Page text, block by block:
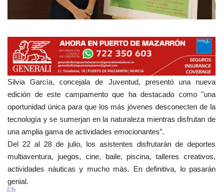
Contacto
Empresas
Silvia García, concejala de Juventud, presentó una nueva
edición de este campamento que ha destacado como "una
oportunidad única para que los más jóvenes desconecten de la
tecnología y se sumerjan en la naturaleza mientras disfrutan de
una amplia gama de actividades emocionantes”.
Del 22 al 28 de julio, los asistentes disfrutarán de deportes
multiaventura, juegos, cine, baile, piscina, talleres creativos,
actividades náuticas y mucho más. En definitiva, lo pasarán
genial.